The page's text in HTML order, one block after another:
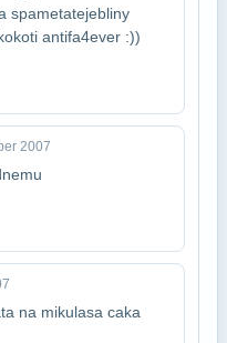
spametate​jebliny
antifa4ever :))
2007
na mikulasa caka